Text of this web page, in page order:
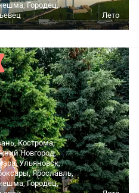
Городец,
Лето
Кострома,
Новгород,
Ульяновск,
Ярославль,
Городец,